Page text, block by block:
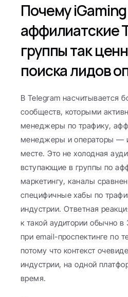
Почему iGaming
аффилиатские
группы так
поиска лидов
В Telegram насчитывается
сообществ, которыми
менеджеры по трафику,
менеджеры и операторы —
месте. Это не холодная
вступающие в группы по
маркетингу, каналы
специфичные хабы по
индустрии. Ответная
к такой аудитории обычно
при email-проспектинге по
потому что контекст
индустрии, на одной
время.